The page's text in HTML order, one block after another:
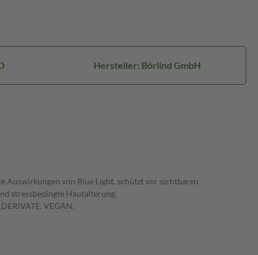
Hersteller: Börlind GmbH
Auswirkungen von Blue Light, schützt vor sichtbaren
stressbedingte Hautalterung.
VEGAN.